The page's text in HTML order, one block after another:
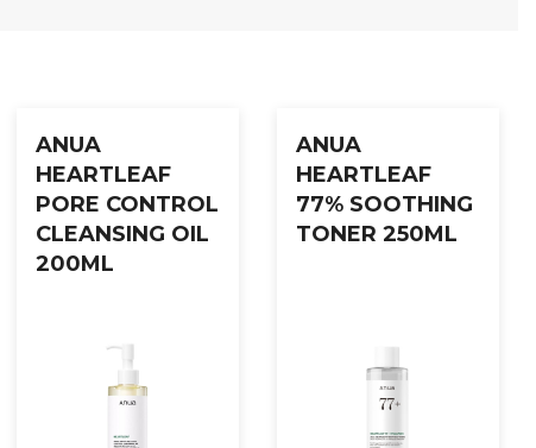
ANUA
HEARTLEAF
PORE CONTROL
CLEANSING OIL
200ML
ANUA
HEARTLEAF
77% SOOTHING
TONER 250ML